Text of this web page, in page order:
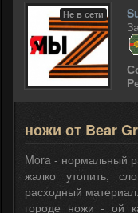
Не в сети
ножи от Bear
Mora - нормальный
жалко утопить,
расходный
городе ножи - ой